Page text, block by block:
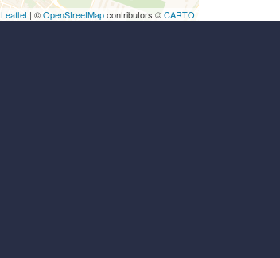
Leaflet | ©OpenStreetMapcontributors ©CARTO